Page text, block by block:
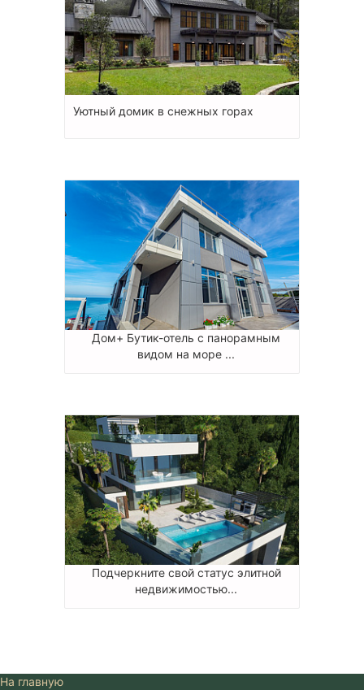
Уютный домик в снежных горах
Дом+ Бутик-отель с панорамным
видом на море ...
Подчеркните свой статус элитной
недвижимостью...
На главную